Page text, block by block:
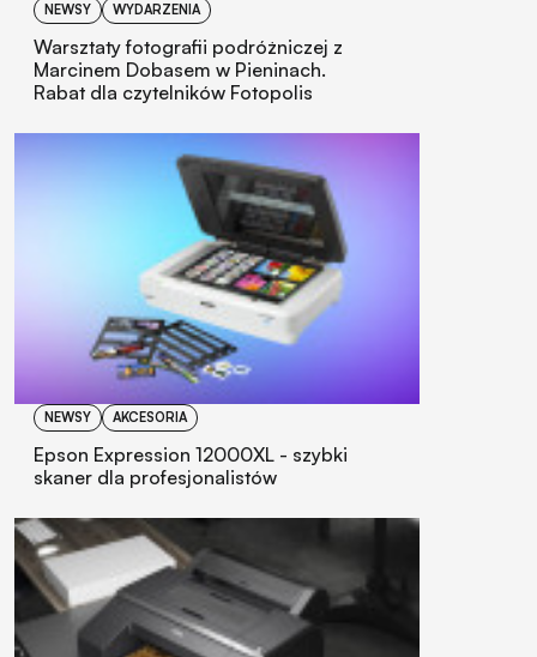
NEWSY WYDARZENIA
Warsztaty fotografii podróżniczej z
Marcinem Dobasem w Pieninach.
Rabat dla czytelników Fotopolis
NEWSY AKCESORIA
Epson Expression 12000XL - szybki
skaner dla profesjonalistów